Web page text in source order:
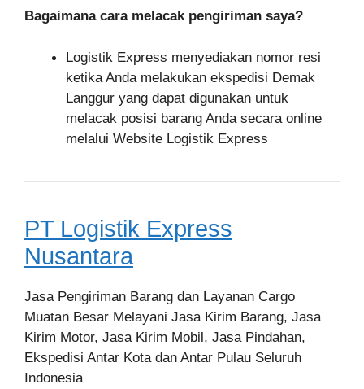
Bagaimana cara melacak pengiriman saya?
Logistik Express menyediakan nomor resi
ketika Anda melakukan ekspedisi Demak
Langgur yang dapat digunakan untuk
melacak posisi barang Anda secara online
melalui Website Logistik Express
PT Logistik Express
Nusantara
Jasa Pengiriman Barang dan Layanan Cargo
Muatan Besar Melayani Jasa Kirim Barang, Jasa
Kirim Motor, Jasa Kirim Mobil, Jasa Pindahan,
Ekspedisi Antar Kota dan Antar Pulau Seluruh
Indonesia